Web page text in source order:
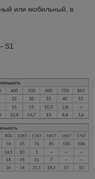
или мобильный, в
S1